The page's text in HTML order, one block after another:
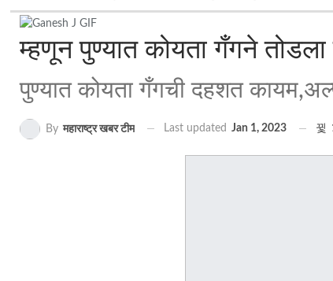
म्हणून पुण्यात कोयता गँगने तोडला
पुण्यात कोयता गँगची दहशत
By महाराष्ट्र खबर टीम Last updated Jan 1, 2023